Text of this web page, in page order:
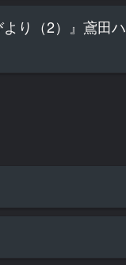
より（2）』鳶田ハ